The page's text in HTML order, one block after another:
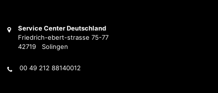
Service Center Deutschland
Friedrich-ebert-strasse 75-77
42719 Solingen
00 49 212 88140012